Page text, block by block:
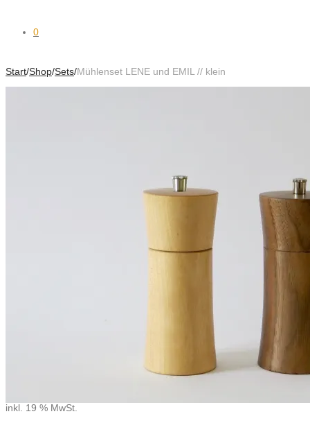
0
Start/Shop/Sets/Mühlenset LENE und EMIL // klein
Mühlenset LENE und EMIL // klein
inkl. 19 % MwSt.